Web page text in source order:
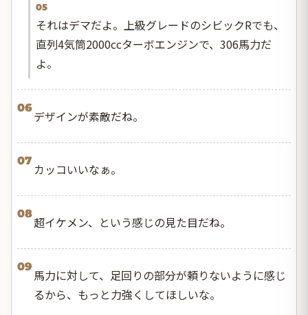
05
それはデマだよ。上級グレードのシビックRでも、
直列4気筒2000ccターボエンジンで、306馬力だ
よ。
06
デザインが素敵だね。
07
カッコいいなぁ。
08
超イケメン、という感じの見た目だね。
09
馬力に対して、足回りの部分が頼りないように感じ
るから、もっと力強くしてほしいな。